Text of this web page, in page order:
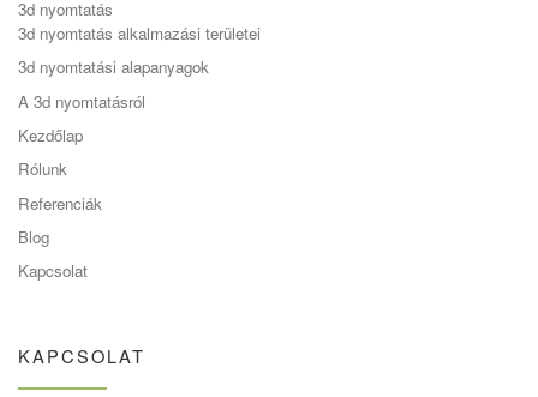
3d nyomtatás
3d nyomtatás alkalmazási területei
3d nyomtatási alapanyagok
A 3d nyomtatásról
Kezdőlap
Rólunk
Referenciák
Blog
Kapcsolat
KAPCSOLAT